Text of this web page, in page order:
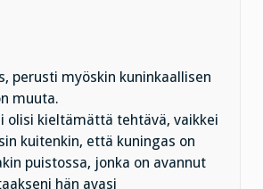
perusti myöskin kuninkaallisen
muuta.
olisi kieltämättä tehtävä, vaikkei
kuitenkin, että kuningas on
puistossa, jonka on avannut
hän avasi